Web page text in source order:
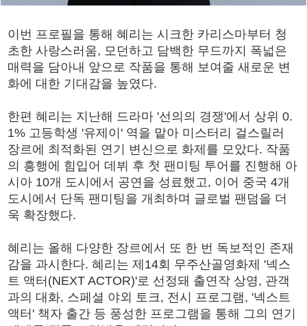
이번 프로필을 통해 혜리는 시크한 카리스마부터 청
초한 사랑스러움, 모던하고 담백한 무드까지 폭넓은
매력을 담아내 앞으로 작품을 통해 보여줄 새로운 변
화에 대한 기대감을 높였다.
한편 혜리는 지난해 드라마 '선의의 경쟁'에서 상위 0.
1% 고등학생 '유제이' 역을 맡아 미스터리 걸스릴러
장르에 최적화된 연기 변신으로 화제를 모았다. 작품
의 흥행에 힘입어 데뷔 후 첫 팬미팅 투어를 진행해 아
시아 10개 도시에서 공연을 성료했고, 이어 중국 4개
도시에서 단독 팬미팅을 개최하며 글로벌 팬덤을 더
욱 확장했다.
혜리는 올해 다양한 장르에서 또 한 번 독보적인 존재
감을 과시한다. 혜리는 제14회 무주산골영화제 '넥스
트 액터(NEXT ACTOR)'로 선정돼 출연작 상영, 관객
과의 대화, 스페셜 야외 토크, 전시 프로그램, '넥스트
액터' 책자 출간 등 풍성한 프로그램을 통해 그의 연기